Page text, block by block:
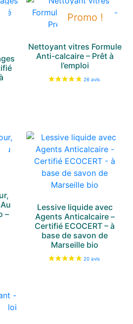
26 avis
Promo !
Nettoyant vitres Formule
Anti-calcaire – Prêt à
l’emploi
–
Lessive liquide avec
Agents Anticalcaire –
Certifié ECOCERT – à
base de savon de
Marseille bio